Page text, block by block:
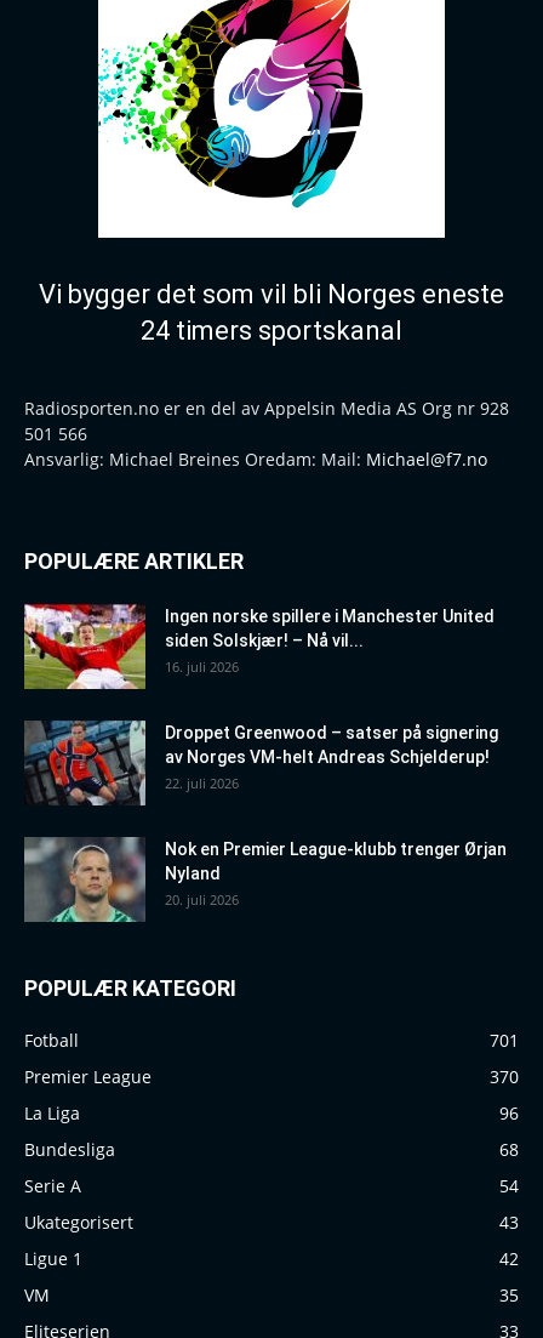
Vi bygger det som vil bli Norges eneste
24 timers sportskanal
Radiosporten.no er en del av Appelsin Media AS Org nr 928
501 566
Ansvarlig: Michael Breines Oredam: Mail: Michael@f7.no
POPULÆRE ARTIKLER
Ingen norske spillere i Manchester United
siden Solskjær! – Nå vil...
16. juli 2026
Droppet Greenwood – satser på signering
av Norges VM-helt Andreas Schjelderup!
22. juli 2026
Nok en Premier League-klubb trenger Ørjan
Nyland
20. juli 2026
POPULÆR KATEGORI
Fotball
701
Premier League
370
La Liga
96
Bundesliga
68
Serie A
54
Ukategorisert
43
Ligue 1
42
VM
35
Eliteserien
33